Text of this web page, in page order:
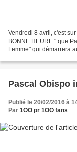
Vendredi 8 avril, c'est
BONNE HEURE " que
Femme" qui démarrera
Pascal Obispo
Publié le 20/02/2016 à
Par 1OO pr 1OO fans